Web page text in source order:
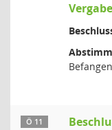
Ö 11